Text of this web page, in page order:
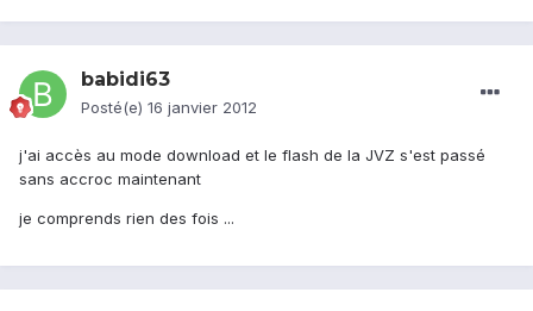
babidi63
Posté(e) 16 janvier 2012
j'ai accès au mode download et le flash de la JVZ s'est passé
sans accroc maintenant
je comprends rien des fois ...